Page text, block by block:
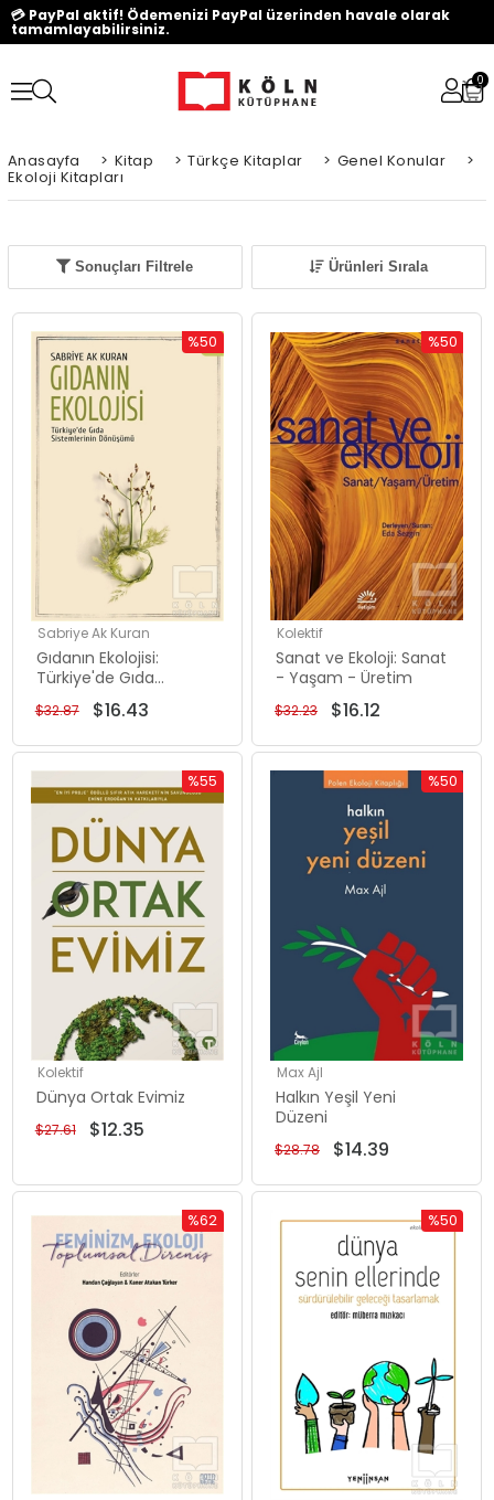
💳 PayPal aktif! Ödemenizi PayPal üzerinden havale olarak
tamamlayabilirsiniz.
0
Anasayfa > Kitap > Türkçe Kitaplar > Genel Konular >
Ekoloji Kitapları
Sonuçları Filtrele Ürünleri Sırala
Sabriye Ak Kuran
Gıdanın Ekolojisi:
Türkiye'de Gıda
Sistemlerinin
Dönüşümü$16.43
$32.87
%50
İndirim
Kolektif
Sanat ve Ekoloji: Sanat
- Yaşam - Üretim
$16.12
$32.23
%50
İndirim
Kolektif
Dünya Ortak Evimiz
$12.35
$27.61
%55
İndirim
%55İndirim
Max Ajl
Halkın Yeşil Yeni
Düzeni
$14.39
$28.78
%50
%62
İndirim
%62İndirim
%50